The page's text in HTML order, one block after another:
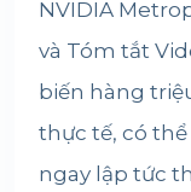
NVIDIA
và Tóm tắt
biến hàng
thực tế, có
ngay lập tức